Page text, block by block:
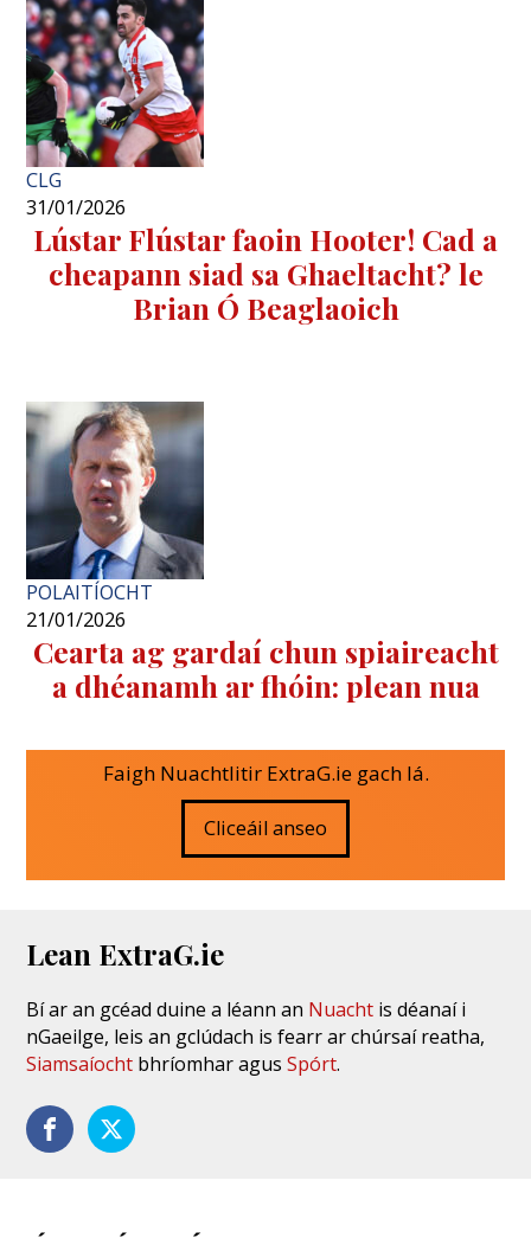
CLG
31/01/2026
Lústar Flústar faoin Hooter! Cad a
cheapann siad sa Ghaeltacht? le
Brian Ó Beaglaoich
POLAITÍOCHT
21/01/2026
Cearta ag gardaí chun spiaireacht
a dhéanamh ar fhóin: plean nua
Faigh Nuachtlitir ExtraG.ie gach lá.
Cliceáil anseo
Lean ExtraG.ie
Bí ar an gcéad duine a léann an Nuacht is déanaí i
nGaeilge, leis an gclúdach is fearr ar chúrsaí reatha,
Siamsaíocht bhríomhar agusSpórt.